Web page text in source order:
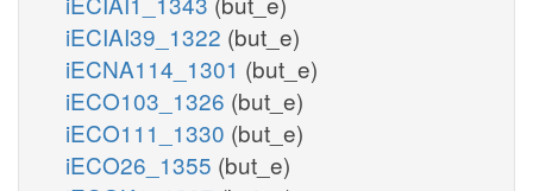
iECIAI39_1322 (but_e)
iECNA114_1301 (but_e)
iECO103_1326 (but_e)
iECO111_1330 (but_e)
iECO26_1355 (but_e)